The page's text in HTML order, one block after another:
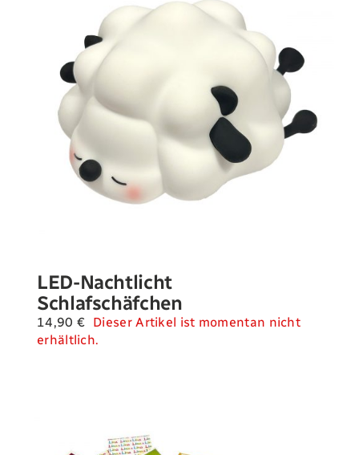
Landwirtschaft
Newsletter
Kontakt
LED-Nachtlicht
Schlafschäfchen
14,90 € Dieser Artikel ist momentan nicht
erhältlich.